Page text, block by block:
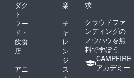
ダク
ト
楽
フー
ド・
飲食
店
チ
ャ
レ
ン
ジ
アニ
ス
求
クラウドファ
ンディングの
ノウハウを無
料で学ぼう
CAMPFIRE
アカデミー